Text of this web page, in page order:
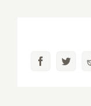
Facebook